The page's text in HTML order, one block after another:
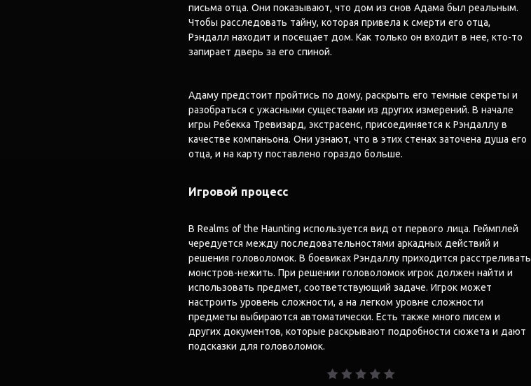
письма отца. Они показывают, что дом из снов Адама был реальным.
Чтобы расследовать тайну, которая привела к смерти его отца,
Рэндалл находит и посещает дом. Как только он входит в нее, кто-то
запирает дверь за его спиной.
Адаму предстоит пройтись по дому, раскрыть его темные секреты и
разобраться с ужасными существами из других измерений. В начале
игры Ребекка Тревизард, экстрасенс, присоединяется к Рэндаллу в
качестве компаньона. Они узнают, что в этих стенах заточена душа его
отца, и на карту поставлено гораздо больше.
Игровой процесс
В Realms of the Haunting используется вид от первого лица. Геймплей
чередуется между последовательностями аркадных действий и
решения головоломок. В боевиках Рэндаллу приходится расстреливать
монстров-нежить. При решении головоломок игрок должен найти и
использовать предмет, соответствующий задаче. Игрок может
настроить уровень сложности, а на легком уровне сложности
предметы выбираются автоматически. Есть также много писем и
других документов, которые раскрывают подробности сюжета и дают
подсказки для головоломок.